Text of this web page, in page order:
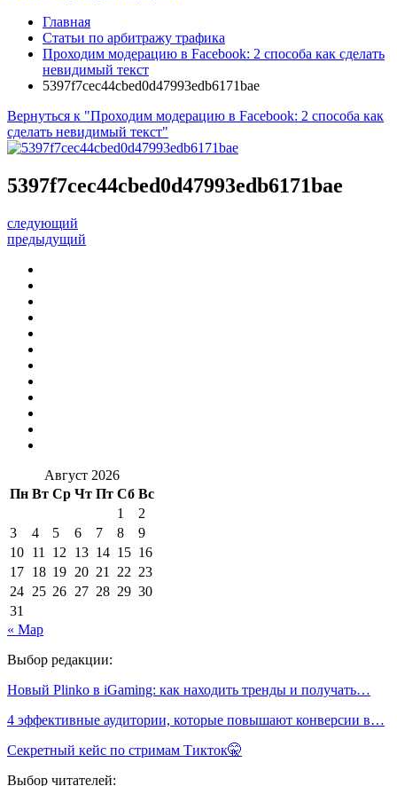
Главная
Статьи по арбитражу трафика
Проходим модерацию в Facebook: 2 способа как сделать
невидимый текст
5397f7cec44cbed0d47993edb6171bae
Вернуться к "Проходим модерацию в Facebook: 2 способа как
сделать невидимый текст"
5397f7cec44cbed0d47993edb6171bae
следующий
предыдущий
Август 2026
Пн Вт Ср Чт Пт Сб Вс
1
2
3
4 5 6 7 8
9
10 11 12 13 14 15 16
17 18 19 20 21 22 23
24 25 26 27 28 29 30
31
« Мар
Выбор редакции:
Новый Plinko в iGaming: как находить тренды и получать…
4 эффективные аудитории, которые повышают конверсии в…
Секретный кейс по стримам Тикток🤫
Выбор читателей: